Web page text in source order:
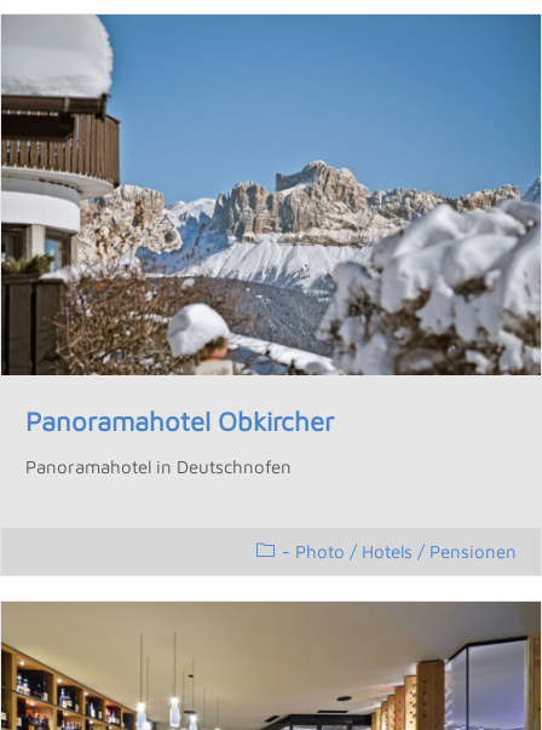
Panoramahotel Obkircher
Panoramahotel in Deutschnofen
- Photo / Hotels / Pensionen